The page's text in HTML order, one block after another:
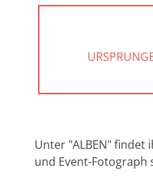
Unter "ALBEN" findet
und Event-Fotograph